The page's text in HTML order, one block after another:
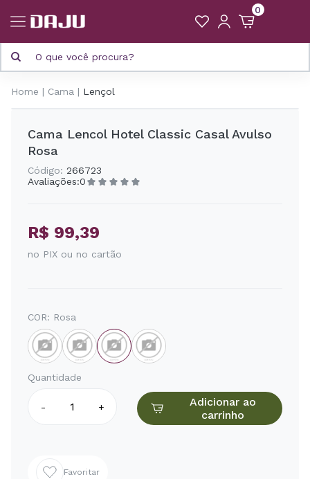
0
Home Cama Lençol
Cama Lencol Hotel Classic Casal Avulso
Rosa
Código: 266723
Avaliações:0
R$ 99,39
no PIX ou no cartão
COR: Rosa
Quantidade
- +
Adicionar ao
carrinho
Favoritar